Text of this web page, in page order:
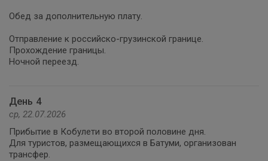
Обед за дополнительную плату.
Отправление к российско-грузинской границе.
Прохождение границы.
Ночной переезд.
День 4
ср, 22.07.2026
Прибытие в Кобулети во второй половине дня.
Для туристов, размещающихся в Батуми, организован
трансфер.